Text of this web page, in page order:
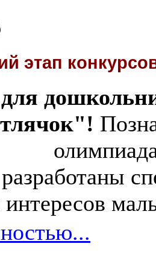
этап
интересов